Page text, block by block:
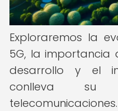
Exploraremos la
5G, la importancia
desarrollo y el
conlleva
telecomunicaciones.